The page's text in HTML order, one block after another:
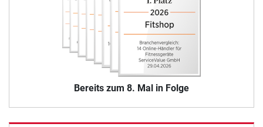
Bereits zum 8. Mal in Folge